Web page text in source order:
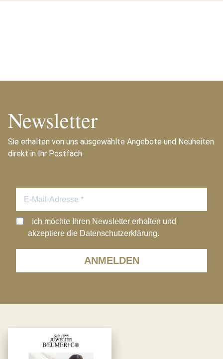
Newsletter
Sie erhalten von uns ausgewählte Angebote und Neuheiten
direkt in Ihr Postfach.
ANMELDEN
Ich möchte Ihren Newsletter erhalten und
akzeptiere die Datenschutzerklärung.